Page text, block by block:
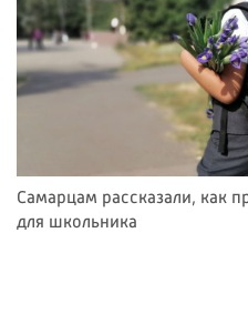
Самарцам рассказали, как
для школьника